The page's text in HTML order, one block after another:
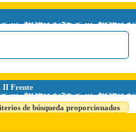
II Frente
de búsqueda proporcionados